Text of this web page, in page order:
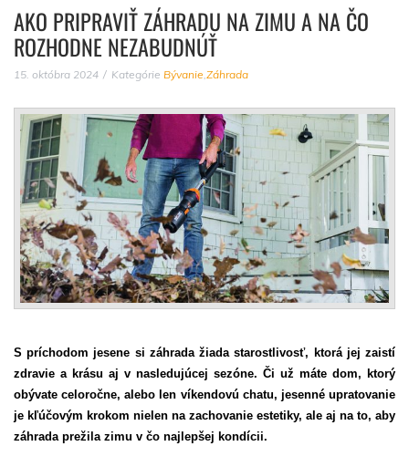
AKO PRIPRAVIŤ ZÁHRADU NA ZIMU A NA ČO
ROZHODNE NEZABUDNÚŤ
15. októbra 2024 Kategórie Bývanie,Záhrada
S príchodom jesene si záhrada žiada starostlivosť, ktorá jej zaistí
zdravie a krásu aj v nasledujúcej sezóne. Či už máte dom, ktorý
obývate celoročne, alebo len víkendovú chatu, jesenné upratovanie
je kľúčovým krokom nielen na zachovanie estetiky, ale aj na to, aby
záhrada prežila zimu v čo najlepšej kondícii.